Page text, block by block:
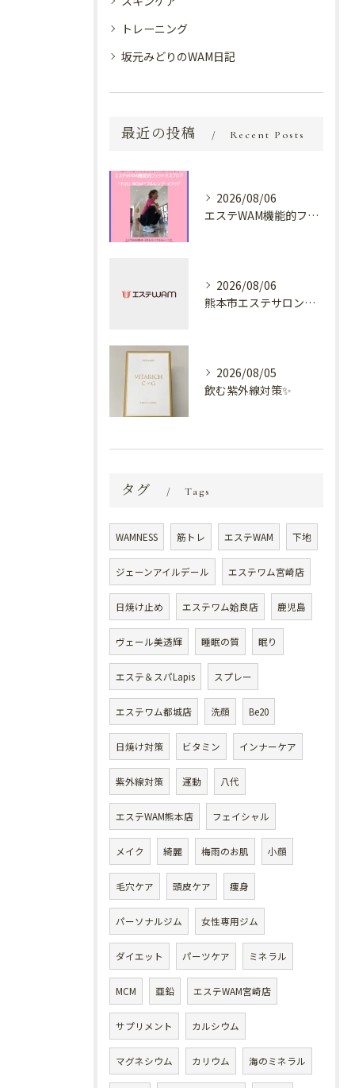
トレーニング
坂元みどりのWAM日記
最近の投稿 Recent Posts
2026/08/06
エステWAM機能的フィットネスブログ ^FULL ROM^フルレンジ・メソッド
2026/08/06
熊本市エステサロン プラスでケア✨
2026/08/05
飲む紫外線対策✨
タグ Tags
WAMNESS 筋トレ エステWAM 下地
ジェーンアイルデール エステワム宮崎店
日焼け止め エステワム姶良店 鹿児島
ヴェール美透輝 睡眠の質 眠り
エステ＆スパLapis スプレー
エステワム都城店 洗顔 Be20
日焼け対策 ビタミン インナーケア
紫外線対策 運動 八代
エステWAM熊本店 フェイシャル
メイク 綺麗 梅雨のお肌 小顔
毛穴ケア 頭皮ケア 痩身
パーソナルジム 女性専用ジム
ダイエット パーツケア ミネラル
MCM 亜鉛 エステWAM宮崎店
サプリメント カルシウム
マグネシウム カリウム 海のミネラル